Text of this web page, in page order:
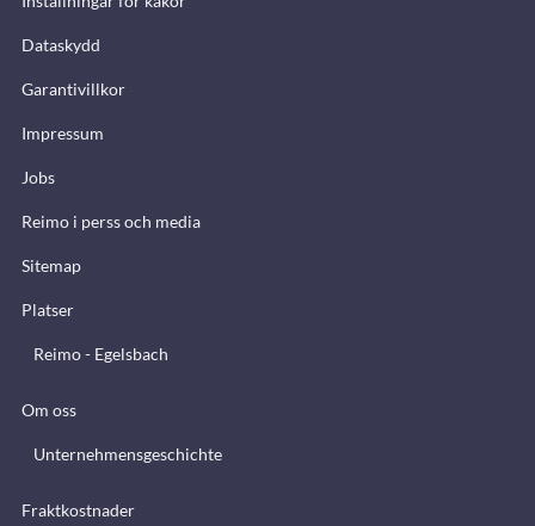
Dataskydd
Garantivillkor
Impressum
Jobs
Reimo i perss och media
Sitemap
Platser
Reimo - Egelsbach
Om oss
Unternehmensgeschichte
Fraktkostnader